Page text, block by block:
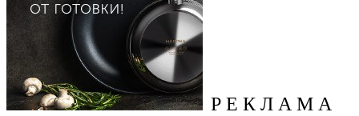
Р Е К Л А М А